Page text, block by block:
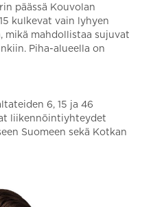
päässä Kouvolan
kulkevat vain lyhyen
mikä mahdollistaa sujuvat
Piha-alueella on
6, 15 ja 46
liikennöintiyhteydet
Suomeen sekä Kotkan